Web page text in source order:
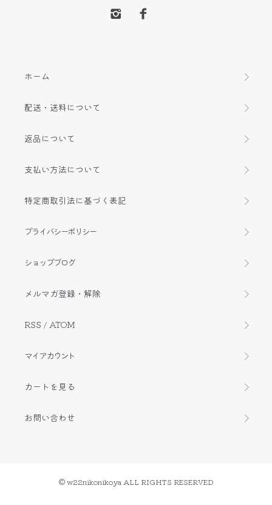
ホーム
配送・送料について
返品について
支払い方法について
特定商取引法に基づく表記
プライバシーポリシー
ショップブログ
メルマガ登録・解除
RSS / ATOM
マイアカウント
カートを見る
お問い合わせ
© w22nikonikoya ALL RIGHTS RESERVED